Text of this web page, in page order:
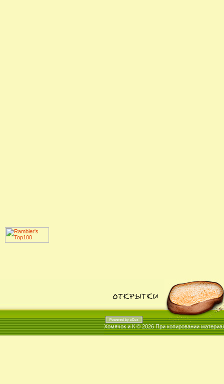
Хомячок и К © 2026При копировании